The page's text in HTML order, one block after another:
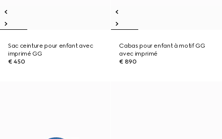
Sac ceinture pour enfant avec
imprimé GG
€ 450
Cabas pour enfant à motif GG
avec imprimé
€ 890